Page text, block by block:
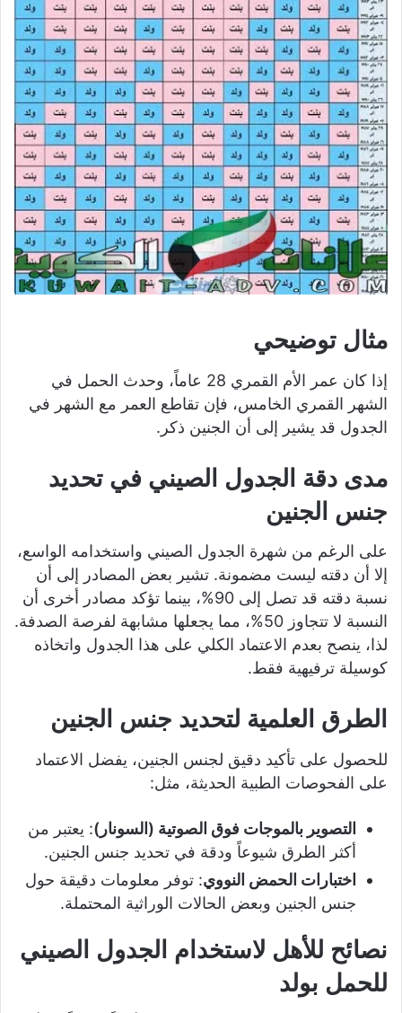
مثال توضيحي
إذا كان عمر الأم القمري 28 عاماً، وحدث الحمل في
الشهر القمري الخامس، فإن تقاطع العمر مع الشهر في
الجدول قد يشير إلى أن الجنين ذكر.
مدى دقة الجدول الصيني في تحديد
جنس الجنين
على الرغم من شهرة الجدول الصيني واستخدامه الواسع،
إلا أن دقته ليست مضمونة. تشير بعض المصادر إلى أن
نسبة دقته قد تصل إلى 90%، بينما تؤكد مصادر أخرى أن
النسبة لا تتجاوز 50%، مما يجعلها مشابهة لفرصة الصدفة.
لذا، ينصح بعدم الاعتماد الكلي على هذا الجدول واتخاذه
كوسيلة ترفيهية فقط.
الطرق العلمية لتحديد جنس الجنين
للحصول على تأكيد دقيق لجنس الجنين، يفضل الاعتماد
على الفحوصات الطبية الحديثة، مثل:
التصوير بالموجات فوق الصوتية (السونار): يعتبر من
أكثر الطرق شيوعاً ودقة في تحديد جنس الجنين.
اختبارات الحمض النووي: توفر معلومات دقيقة حول
جنس الجنين وبعض الحالات الوراثية المحتملة.
نصائح للأهل لاستخدام الجدول الصيني
للحمل بولد